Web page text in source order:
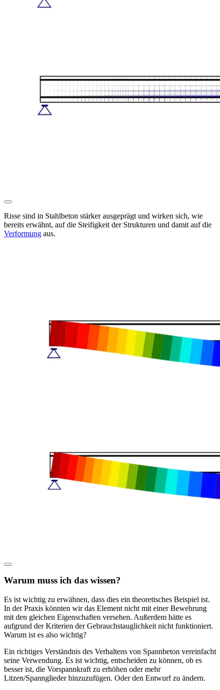
Risse sind in Stahlbeton stärker ausgeprägt und wirken sich, wie
bereits erwähnt, auf die Steifigkeit der Strukturen und damit auf die
Verformung aus.
Warum muss ich das wissen?
Es ist wichtig zu erwähnen, dass dies ein theoretisches Beispiel ist.
In der Praxis könnten wir das Element nicht mit einer Bewehrung
mit den gleichen Eigenschaften versehen. Außerdem hätte es
aufgrund der Kriterien der Gebrauchstauglichkeit nicht funktioniert.
Warum ist es also wichtig?
Ein richtiges Verständnis des Verhaltens von Spannbeton vereinfacht
seine Verwendung. Es ist wichtig, entscheiden zu können, ob es
besser ist, die Vorspannkraft zu erhöhen oder mehr
Litzen/Spannglieder hinzuzufügen. Oder den Entwurf zu ändern.